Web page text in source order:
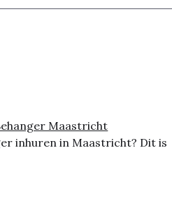
Maastricht
inhuren in Maastricht? Dit is